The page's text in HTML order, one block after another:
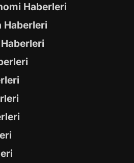
Haberleri
Haberleri